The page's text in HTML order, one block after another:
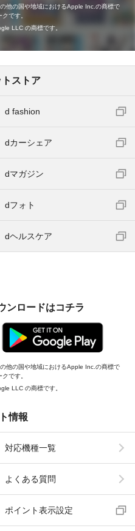
他の国や地域におけるApple Inc.の商標で
です。
LLC の商標です。
ストア
d fashion
dカーシェア
dマガジン
dフォト
dヘルスケア
ンロードはコチラ
他の国や地域におけるApple Inc.の商標で
です。
LLC の商標です。
情報
対応機種一覧
よくある質問
ポイント表示設定